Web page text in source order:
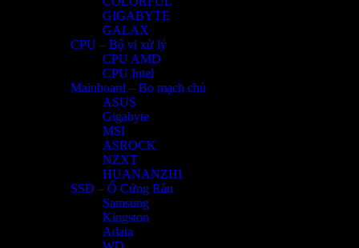
GIGABYTE
GALAX
CPU – Bộ vi xử lý
CPU AMD
CPU Intel
Mainboard – Bo mạch chủ
ASUS
Gigabyte
MSI
ASROCK
NZXT
HUANANZHI
SSD – Ổ Cứng Rắn
Samsung
Kingston
Adata